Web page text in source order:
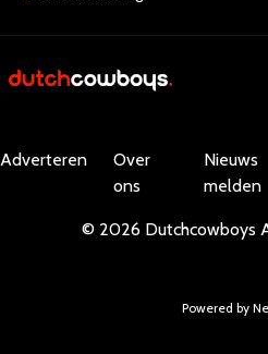
Adverteren
Over
ons
Nieuws
melden
© 2026 Dutchcowboys
Powered by